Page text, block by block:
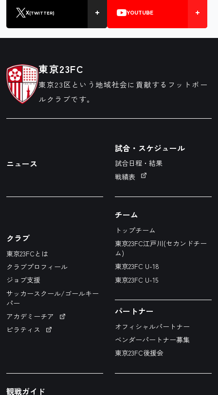
X(TWITTER) YOUTUBE
東京23FC
東京23区という地域社会に貢献するフットボー
ルクラブです。
ニュース
クラブ
東京23FCとは
クラブプロフィール
ジョブ支援
サッカースクール/ゴールキー
パー
アカデミーチア
ピラティス
チーム
トップチーム
東京23FC江戸川(セカンドチー
ム)
東京23FC U-18
東京23FC U-15
試合・スケジュール
試合日程・結果
戦績表
パートナー
オフィシャルパートナー
ベンダーパートナー募集
東京23FC後援会
観戦ガイド